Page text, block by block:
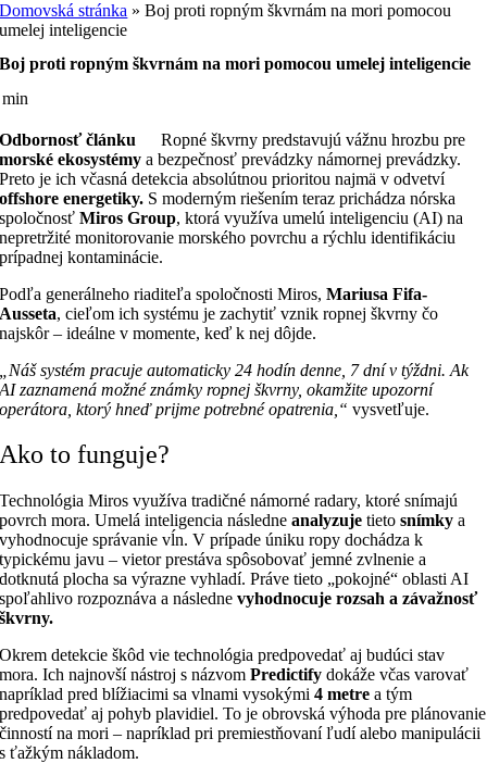
Domovská stránka »Boj proti ropným škvrnám na mori pomocou
umelej inteligencie
Boj proti ropným škvrnám na mori pomocou umelej inteligencie
Odbornosť článku
Ropné škvrny predstavujú vážnu hrozbu pre
morské ekosystémy a bezpečnosť prevádzky námornej prevádzky.
Preto je ich včasná detekcia absolútnou prioritou najmä v odvetví
offshore energetiky. S moderným riešením teraz prichádza nórska
spoločnosť Miros Group, ktorá využíva umelú inteligenciu (AI) na
nepretržité monitorovanie morského povrchu a rýchlu identifikáciu
prípadnej kontaminácie.
Podľa generálneho riaditeľa spoločnosti Miros,Mariusa Fifa-
Ausseta, cieľom ich systému je zachytiť vznik ropnej škvrny čo
najskôr – ideálne v momente, keď k nej dôjde.
„Náš systém pracuje automaticky 24 hodín denne, 7 dní v týždni. Ak
AI zaznamená možné známky ropnej škvrny, okamžite upozorní
operátora, ktorý hneď prijme potrebné opatrenia,“ vysvetľuje.
Ako to funguje?
Technológia Miros využíva tradičné námorné radary, ktoré snímajú
povrch mora. Umelá inteligencia následneanalyzujetietosnímkya
vyhodnocuje správanie vĺn. V prípade úniku ropy dochádza k
typickému javu – vietor prestáva spôsobovať jemné zvlnenie a
dotknutá plocha sa výrazne vyhladí. Práve tieto „pokojné“ oblasti AI
spoľahlivo rozpoznáva a následnevyhodnocuje rozsah a závažnosť
škvrny.
Okrem detekcie škôd vie technológia predpovedať aj budúci stav
mora. Ich najnovší nástroj s názvomPredictifydokáže včas varovať
napríklad pred blížiacimi sa vlnami vysokými 4 metre a tým
predpovedať aj pohyb plavidiel. To je obrovská výhoda pre plánovanie
činností na mori – napríklad pri premiestňovaní ľudí alebo manipulácii
s ťažkým nákladom.